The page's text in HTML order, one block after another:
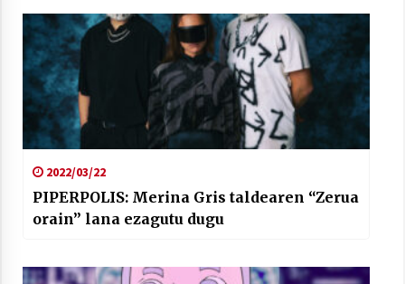
2022/03/22
PIPERPOLIS: Merina Gris taldearen “Zerua
orain” lana ezagutu dugu